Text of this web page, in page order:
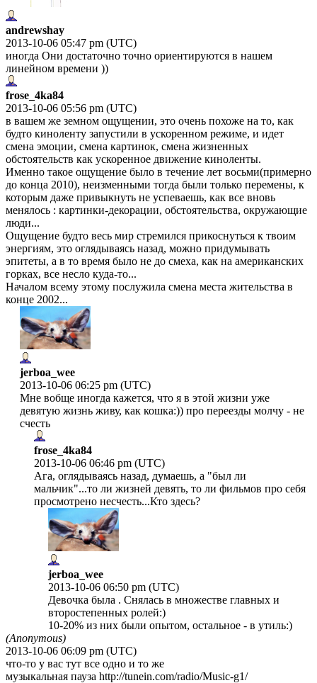
andrewshay
2013-10-06 05:47 pm (UTC)
иногда Они достаточно точно ориентируются в нашем
линейном времени ))
frose_4ka84
2013-10-06 05:56 pm (UTC)
в вашем же земном ощущении, это очень похоже на то, как
будто киноленту запустили в ускоренном режиме, и идет
смена эмоции, смена картинок, смена жизненных
обстоятельств как ускоренное движение киноленты.
Именно такое ощущение было в течение лет восьми(примерно
до конца 2010), неизменными тогда были только перемены, к
которым даже привыкнуть не успеваешь, как все вновь
менялось : картинки-декорации, обстоятельства, окружающие
люди...
Ощущение будто весь мир стремился прикоснуться к твоим
энергиям, это оглядываясь назад, можно придумывать
эпитеты, а в то время было не до смеха, как на американских
горках, все несло куда-то...
Началом всему этому послужила смена места жительства в
конце 2002...
jerboa_wee
2013-10-06 06:25 pm (UTC)
Мне вобще иногда кажется, что я в этой жизни уже
девятую жизнь живу, как кошка:)) про переезды молчу - не
счесть
frose_4ka84
2013-10-06 06:46 pm (UTC)
Ага, оглядываясь назад, думаешь, а "был ли
мальчик"...то ли жизней девять, то ли фильмов про себя
просмотрено несчесть...Кто здесь?
jerboa_wee
2013-10-06 06:50 pm (UTC)
Девочка была . Снялась в множестве главных и
второстепенных ролей:)
10-20% из них были опытом, остальное - в утиль:)
(Anonymous)
2013-10-06 06:09 pm (UTC)
что-то у вас тут все одно и то же
музыкальная пауза http://tunein.com/radio/Music-g1/